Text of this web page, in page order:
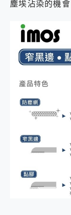
塵埃沾染的機會